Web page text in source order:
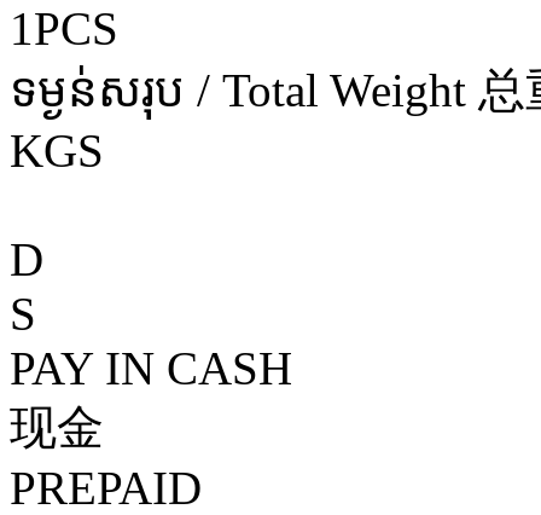
1PCS
ទម្ងន់សរុប / Total Weight 总
KGS
D
S
PAY IN CASH
现金
PREPAID